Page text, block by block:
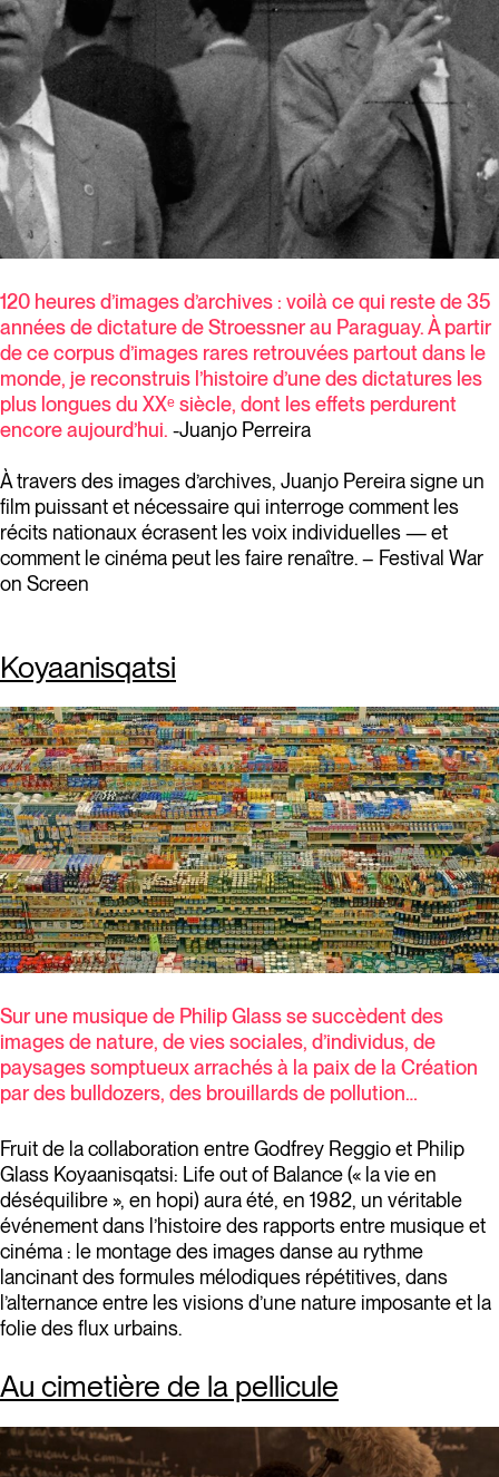
120 heures d’images d’archives : voilà ce qui reste de 35
années de dictature de Stroessner au Paraguay. À partir
de ce corpus d’images rares retrouvées partout dans le
monde, je reconstruis l’histoire d’une des dictatures les
plus longues du XXᵉ siècle, dont les effets perdurent
encore aujourd’hui. -Juanjo Perreira
À travers des images d’archives, Juanjo Pereira signe un
film puissant et nécessaire qui interroge comment les
récits nationaux écrasent les voix individuelles — et
comment le cinéma peut les faire renaître. – Festival War
on Screen
Koyaanisqatsi
Sur une musique de Philip Glass se succèdent des
images de nature, de vies sociales, d’individus, de
paysages somptueux arrachés à la paix de la Création
par des bulldozers, des brouillards de pollution…
Fruit de la collaboration entre Godfrey Reggio et Philip
Glass Koyaanisqatsi: Life out of Balance (« la vie en
déséquilibre », en hopi) aura été, en 1982, un véritable
événement dans l’histoire des rapports entre musique et
cinéma : le montage des images danse au rythme
lancinant des formules mélodiques répétitives, dans
l’alternance entre les visions d’une nature imposante et la
folie des flux urbains.
Au cimetière de la pellicule